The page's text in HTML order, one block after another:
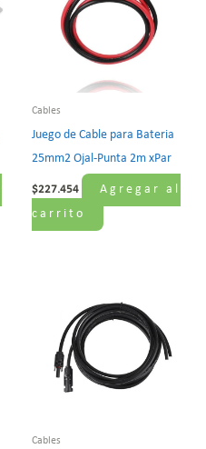
Cables
Juego de Cable para Bateria
25mm2 Ojal-Punta 2m xPar
$227.454
Agregar al
carrito
Cables